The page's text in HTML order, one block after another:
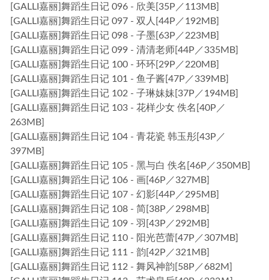
[GALLI嘉丽]舞蹈生日记 096 - 欣美[35P／113MB]
[GALLI嘉丽]舞蹈生日记 097 - 双人[44P／192MB]
[GALLI嘉丽]舞蹈生日记 098 - 子墨[63P／223MB]
[GALLI嘉丽]舞蹈生日记 099 - 清清老师[44P／335MB]
[GALLI嘉丽]舞蹈生日记 100 - 环环[29P／220MB]
[GALLI嘉丽]舞蹈生日记 101 - 鱼子酱[47P／339MB]
[GALLI嘉丽]舞蹈生日记 102 - 子琳妹妹[37P／194MB]
[GALLI嘉丽]舞蹈生日记 103 - 花样少女 佚名[40P／
263MB]
[GALLI嘉丽]舞蹈生日记 104 - 青花瓷 韩玉彤[43P／
397MB]
[GALLI嘉丽]舞蹈生日记 105 - 黑与白 佚名[46P／350MB]
[GALLI嘉丽]舞蹈生日记 106 - 画[46P／327MB]
[GALLI嘉丽]舞蹈生日记 107 - 幻影[44P／295MB]
[GALLI嘉丽]舞蹈生日记 108 - 简[38P／298MB]
[GALLI嘉丽]舞蹈生日记 109 - 羽[43P／292MB]
[GALLI嘉丽]舞蹈生日记 110 - 阳光芭蕾[47P／307MB]
[GALLI嘉丽]舞蹈生日记 111 - 韵[42P／321MB]
[GALLI嘉丽]舞蹈生日记 112 - 舞风神韵[58P／682M]